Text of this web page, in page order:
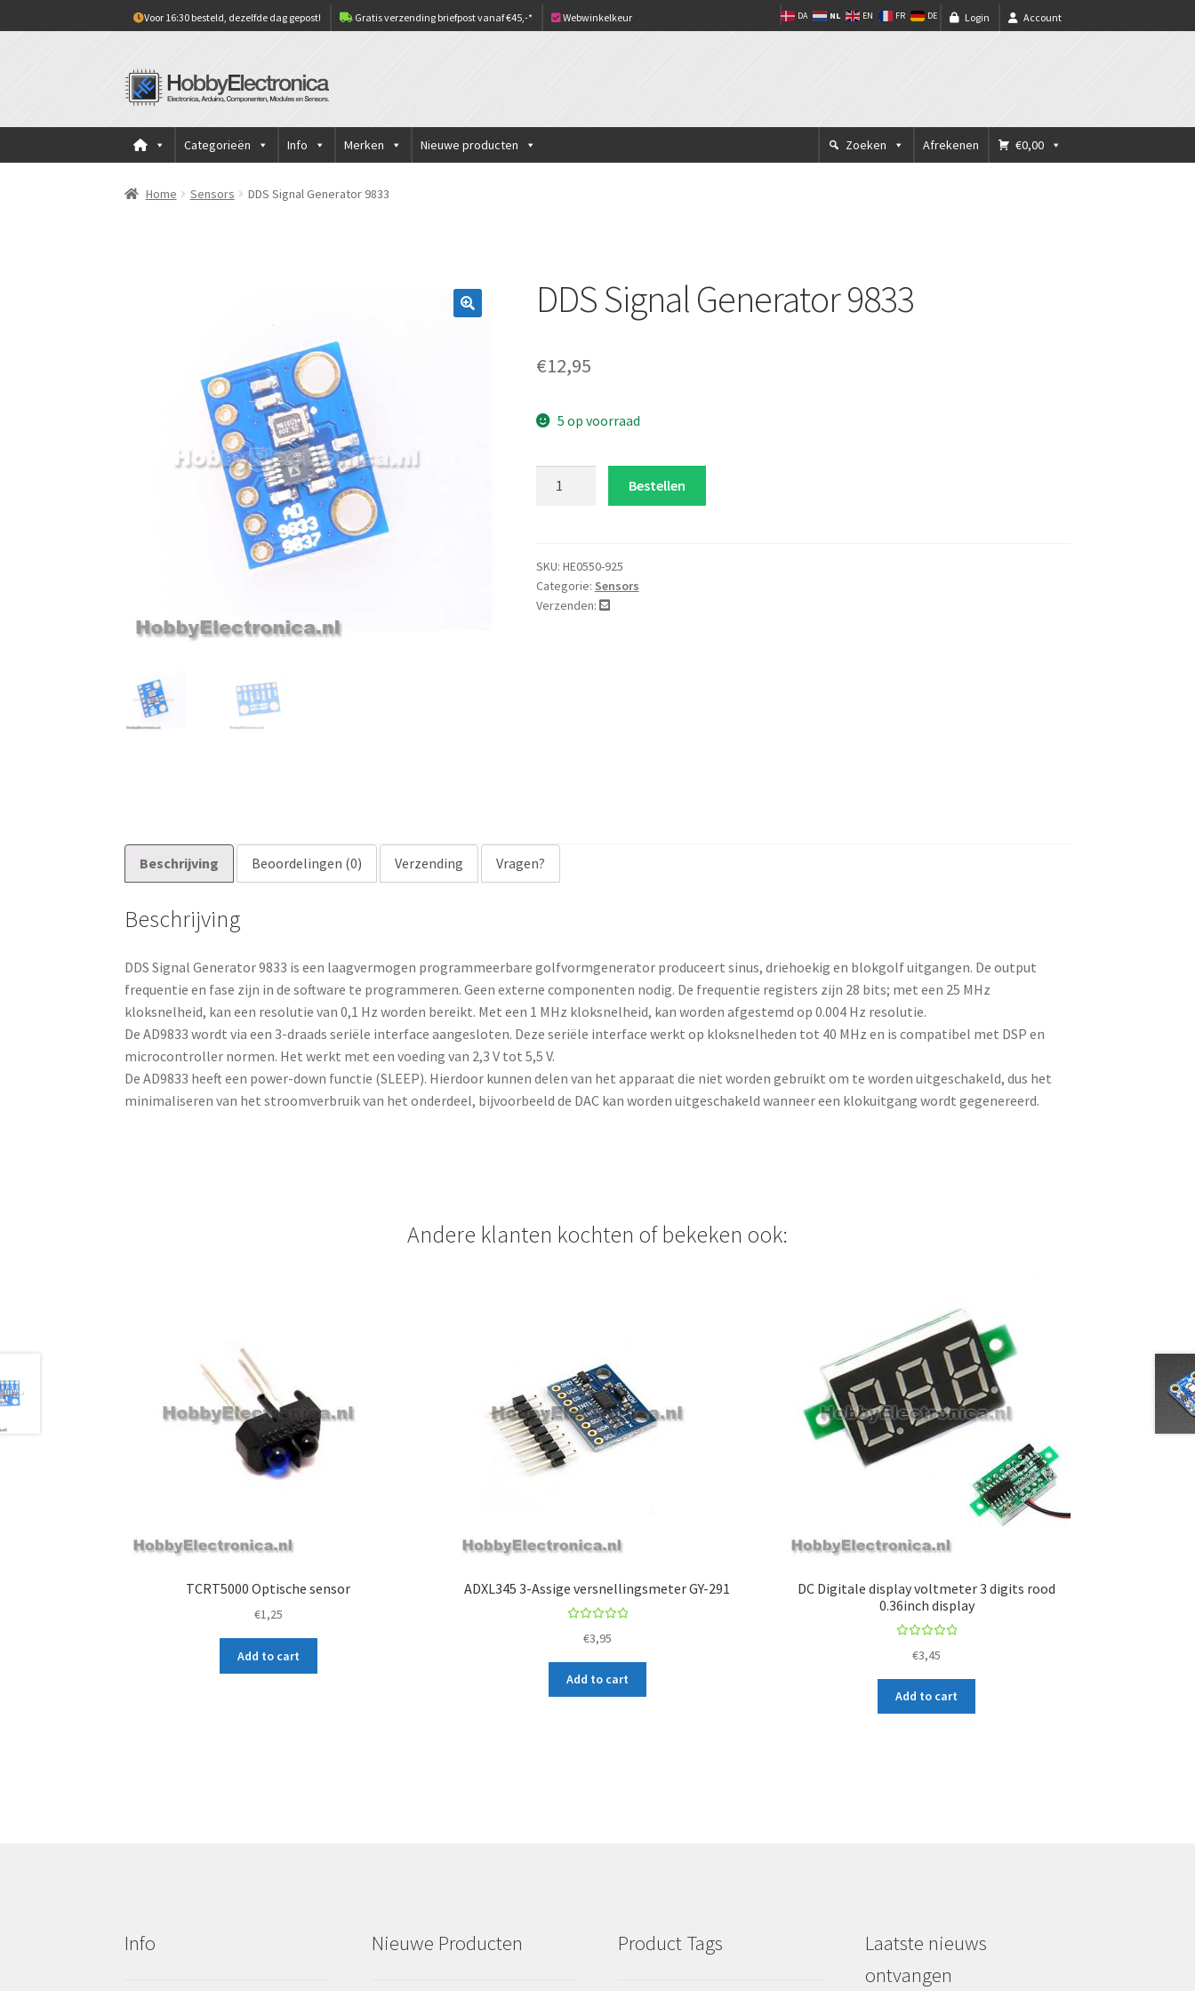
Voor 16:30 besteld, dezelfde dag gepost! Gratis verzending briefpost vanaf €45,-* Webwinkelkeur Account
Login
DA NL EN FR DE
Ga
door
navigatie
Ga
naar
inhoud
Categorieën Info Merken Nieuwe producten €0,00
Afrekenen
Zoeken
Home Sensors DDS Signal Generator 9833
DDS Signal Generator 9833
€12,95
5 op voorraad
aantal
Bestellen
SKU: HE0550-925
Categorie: Sensors
Verzenden:
Beschrijving Beoordelingen (0) Verzending Vragen?
Beschrijving
DDS Signal Generator 9833 is een laagvermogen programmeerbare golfvormgenerator produceert sinus, driehoekig en blokgolf uitgangen. De output
frequentie en fase zijn in de software te programmeren. Geen externe componenten nodig. De frequentie registers zijn 28 bits; met een 25 MHz
kloksnelheid, kan een resolutie van 0,1 Hz worden bereikt. Met een 1 MHz kloksnelheid, kan worden afgestemd op 0.004 Hz resolutie.
De AD9833 wordt via een 3-draads seriële interface aangesloten. Deze seriële interface werkt op kloksnelheden tot 40 MHz en is compatibel met DSP en
microcontroller normen. Het werkt met een voeding van 2,3 V tot 5,5 V.
De AD9833 heeft een power-down functie (SLEEP). Hierdoor kunnen delen van het apparaat die niet worden gebruikt om te worden uitgeschakeld, dus het
minimaliseren van het stroomverbruik van het onderdeel, bijvoorbeeld de DAC kan worden uitgeschakeld wanneer een klokuitgang wordt gegenereerd.
Andere klanten kochten of bekeken ook:
TCRT5000 Optische sensor
€1,25
Add to cart
ADXL345 3-Assige versnellingsmeter GY-291
5.00out
of 5
€3,95
Add to cart
DC Digitale display voltmeter 3 digits rood
0.36inch display
5.00out
of 5
€3,45
Add to cart
Info Nieuwe Producten Product Tags
Laatste nieuws
ontvangen